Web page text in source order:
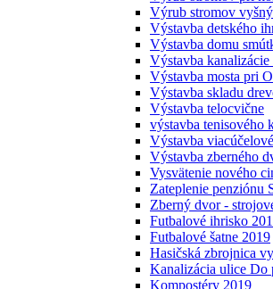
Výrub stromov
Výstavba detského
Výstavba domu
Výstavba kanalizácie
Výstavba mosta pri
Výstavba skladu
Výstavba telocvične
výstavba tenisového
Výstavba
Výstavba zberného
Vysvätenie nového
Zateplenie penziónu
Zberný dvor -
Futbalové ihrisko
Futbalové šatne 2019
Hasičská zbrojnica
Kanalizácia ulice Do
Kompostéry 2019